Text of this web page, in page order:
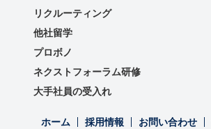
リクルーティング
他社留学
プロボノ
ネクストフォーラム研修
大手社員の受入れ
ホーム 採用情報 お問い合わせ